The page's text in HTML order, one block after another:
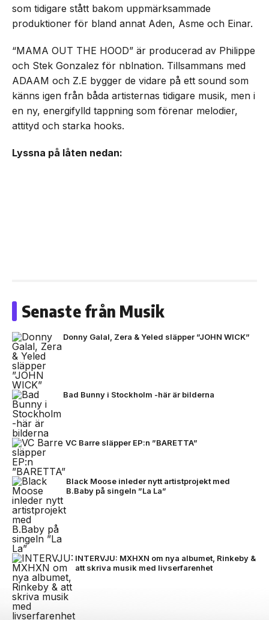
som tidigare stått bakom uppmärksammade
produktioner för bland annat Aden, Asme och Einar.
“MAMA OUT THE HOOD” är producerad av Philippe
och Stek Gonzalez för nblnation. Tillsammans med
ADAAM och Z.E bygger de vidare på ett sound som
känns igen från båda artisternas tidigare musik, men i
en ny, energifylld tappning som förenar melodier,
attityd och starka hooks.
Lyssna på låten nedan:
Senaste från Musik
Donny Galal, Zera & Yeled släpper ”JOHN WICK”
Bad Bunny i Stockholm -här är bilderna
VC Barre släpper EP:n ”BARETTA”
Black Moose inleder nytt artistprojekt med
B.Baby på singeln ”La La”
INTERVJU: MXHXN om nya albumet, Rinkeby &
att skriva musik med livserfarenhet